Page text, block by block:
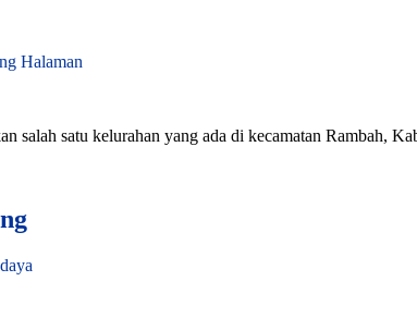
Halaman
salah satu kelurahan yang ada di kecamatan Rambah,